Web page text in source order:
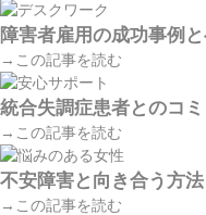
障害者雇用の成功事例
→この記事を読む
統合失調症患者とのコ
→この記事を読む
不安障害と向き合う方法
→この記事を読む